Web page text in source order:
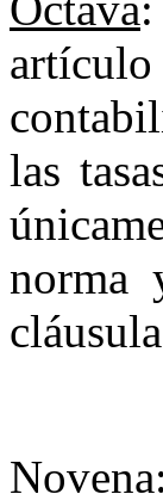
artículo
las
norma
Novena: